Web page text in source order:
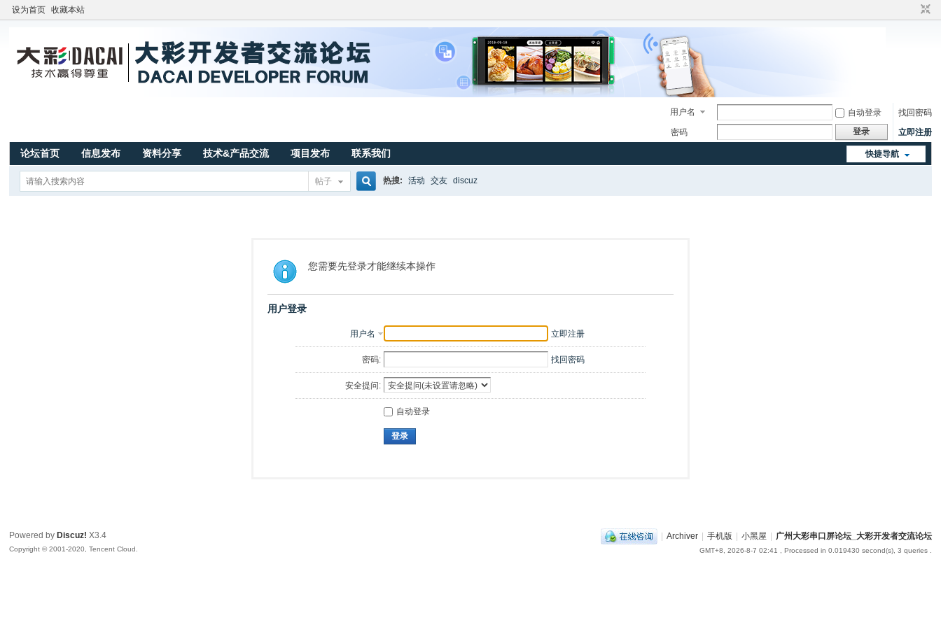
设为首页 收藏本站
用户名 自动登录
找回密码
密码
登录 立即注册
快捷导航
论坛首页 信息发布 资料分享 技术&产品交流 项目发布 联系我们
帖子
索
热搜: 活动 交友 discuz
您需要先登录才能继续本操作
用户登录
用户名 立即注册
密码: 找回密码
安全提问:
自动登录
登录
| Archiver | 手机版 | 小黑屋 | 广州大彩串口屏论坛_大彩开发者交流论坛
GMT+8, 2026-8-7 02:41 , Processed in 0.019430 second(s), 3 queries .
Powered by Discuz! X3.4
Copyright © 2001-2020, Tencent Cloud.